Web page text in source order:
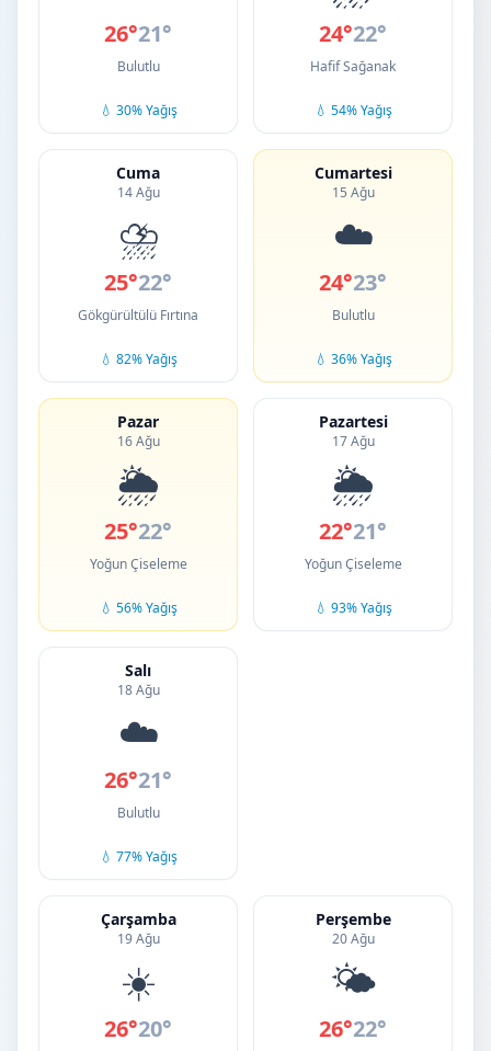
26°21°
Bulutlu
💧 30% Yağış
24°22°
Hafif Sağanak
💧 54% Yağış
Cuma
14 Ağu
⛈️
25°22°
Gökgürültülü Fırtına
💧 82% Yağış
Cumartesi
15 Ağu
☁️
24°23°
Bulutlu
💧 36% Yağış
Pazar
16 Ağu
🌦️
25°22°
Yoğun Çiseleme
💧 56% Yağış
Pazartesi
17 Ağu
🌦️
22°21°
Yoğun Çiseleme
💧 93% Yağış
Salı
18 Ağu
☁️
26°21°
Bulutlu
💧 77% Yağış
Çarşamba
19 Ağu
☀️
26°20°
Perşembe
20 Ağu
🌤️
26°22°